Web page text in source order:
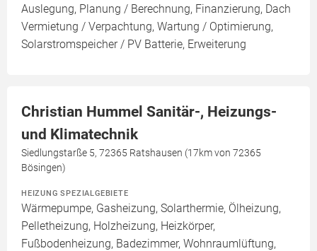
Auslegung, Planung / Berechnung, Finanzierung, Dach
Vermietung / Verpachtung, Wartung / Optimierung,
Solarstromspeicher / PV Batterie, Erweiterung
Christian Hummel Sanitär-, Heizungs-
und Klimatechnik
Siedlungstarße 5, 72365 Ratshausen (17km von 72365
Bösingen)
HEIZUNG SPEZIALGEBIETE
Wärmepumpe, Gasheizung, Solarthermie, Ölheizung,
Pelletheizung, Holzheizung, Heizkörper,
Fußbodenheizung, Badezimmer, Wohnraumlüftung,